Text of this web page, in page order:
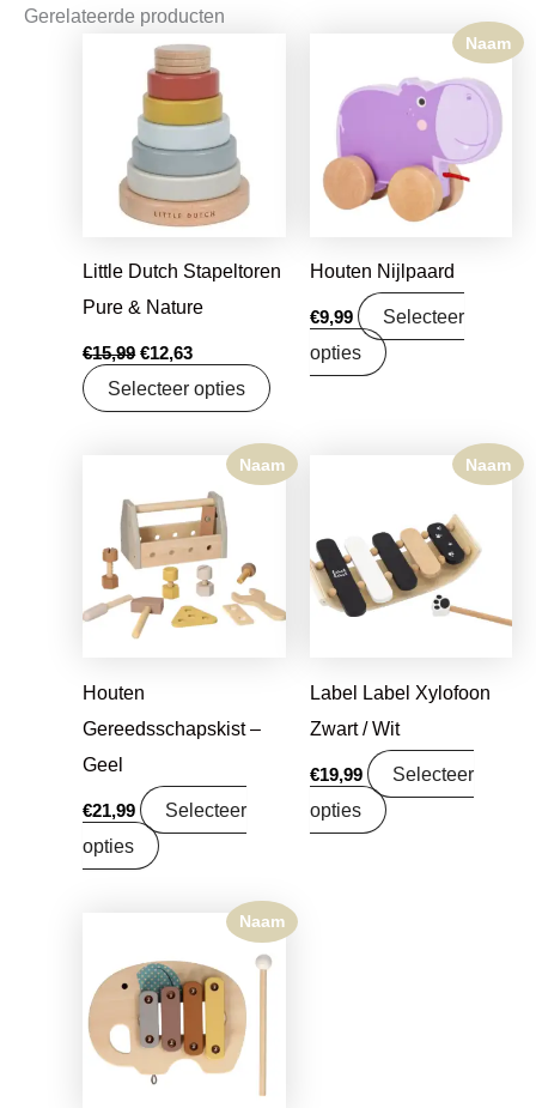
Gerelateerde producten
Little Dutch Stapeltoren
Pure & Nature
€15,99
Oorspronkelijke
prijs
was:
€15,99.
€12,63
Huidige
prijs
€12,63.
Selecteer opties
Naam
Houten Nijlpaard
€9,99
Selecteer
opties
Naam
Houten
Gereedsschapskist –
Geel
€21,99
Selecteer
opties
Naam
Label Label Xylofoon
Zwart / Wit
€19,99
Selecteer
opties
Naam